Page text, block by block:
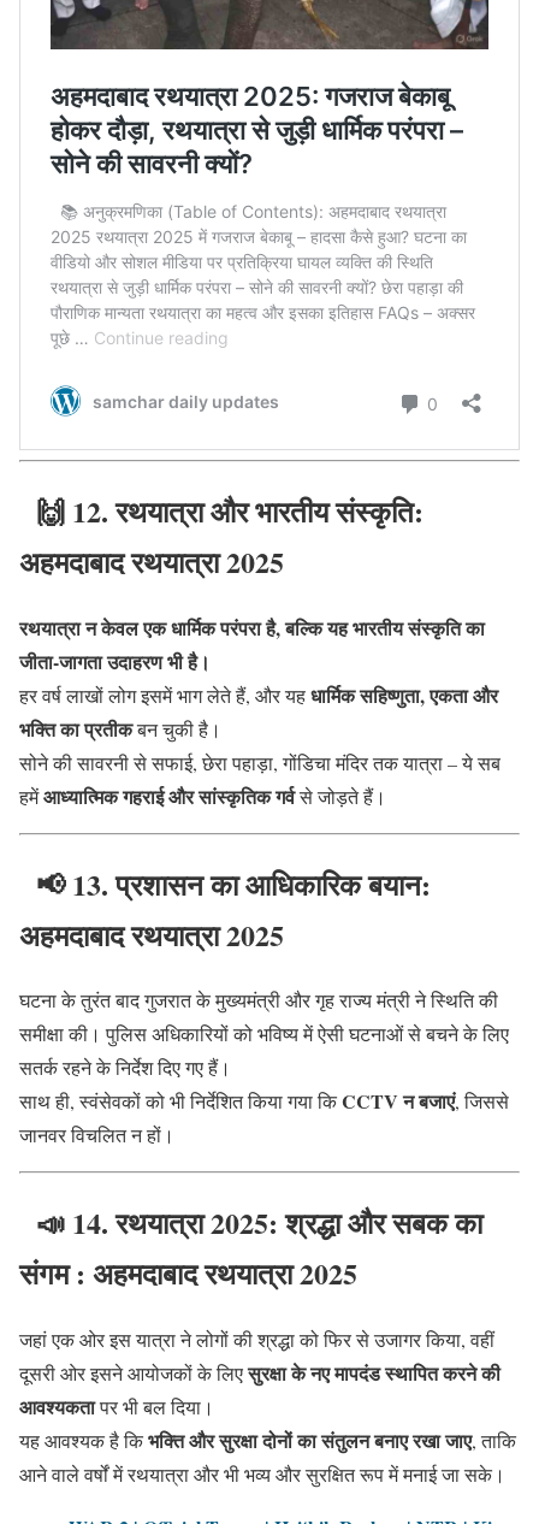
🙌 12. रथयात्रा और भारतीय संस्कृति:
अहमदाबाद रथयात्रा 2025
रथयात्रा न केवल एक धार्मिक परंपरा है, बल्कि यह भारतीय संस्कृति का
जीता-जागता उदाहरण भी है।
हर वर्ष लाखों लोग इसमें भाग लेते हैं, और यहधार्मिक सहिष्णुता, एकता और
भक्ति का प्रतीकबन चुकी है।
सोने की सावरनी से सफाई, छेरा पहाड़ा, गोंडिचा मंदिर तक यात्रा – ये सब
हमेंआध्यात्मिक गहराई और सांस्कृतिक गर्वसे जोड़ते हैं।
📢13. प्रशासन का आधिकारिक बयान:
अहमदाबाद रथयात्रा 2025
घटना के तुरंत बाद गुजरात के मुख्यमंत्री और गृह राज्य मंत्री ने स्थिति की
समीक्षा की। पुलिस अधिकारियों को भविष्य में ऐसी घटनाओं से बचने के लिए
सतर्क रहने के निर्देश दिए गए हैं।
साथ ही, स्वंसेवकों को भी निर्देशित किया गया किCCTV न बजाएं, जिससे
जानवर विचलित न हों।
📣 14. रथयात्रा 2025: श्रद्धा और सबक का
संगम : अहमदाबाद रथयात्रा 2025
जहां एक ओर इस यात्रा ने लोगों की श्रद्धा को फिर से उजागर किया, वहीं
दूसरी ओर इसने आयोजकों के लिएसुरक्षा के नए मापदंड स्थापित करने की
आवश्यकतापर भी बल दिया।
यह आवश्यक है किभक्ति और सुरक्षा दोनों का संतुलन बनाए रखा जाए, ताकि
आने वाले वर्षों में रथयात्रा और भी भव्य और सुरक्षित रूप में मनाई जा सके।